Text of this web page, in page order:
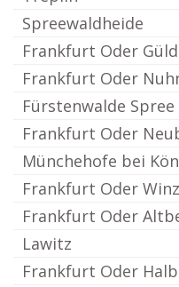
Spreewaldheide
Frankfurt Oder
Frankfurt Oder
Fürstenwalde Spree
Frankfurt Oder
Münchehofe bei
Frankfurt Oder
Frankfurt Oder
Lawitz
Frankfurt Oder